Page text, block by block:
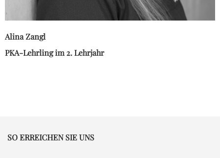
Alina Zangl
PKA-Lehrling im 2. Lehrjahr
SO ERREICHEN SIE UNS